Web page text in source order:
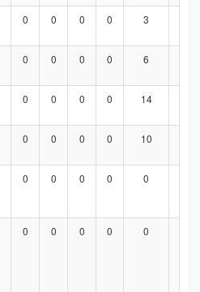
0 0 0 0 3
0 0 0 0 6
0 0 0 0 14
0 0 0 0 10
0 0 0 0 0
0 0 0 0 0